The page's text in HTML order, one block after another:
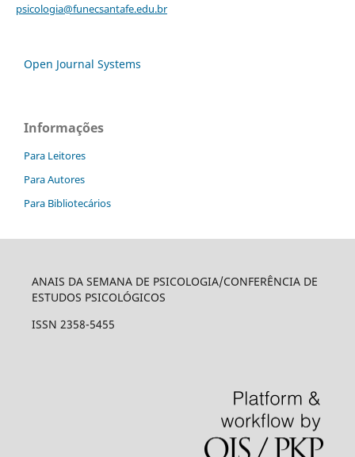
psicologia@funecsantafe.edu.br
Open Journal Systems
Informações
Para Leitores
Para Autores
Para Bibliotecários
ANAIS DA SEMANA DE PSICOLOGIA/CONFERÊNCIA DE
ESTUDOS PSICOLÓGICOS
ISSN 2358-5455